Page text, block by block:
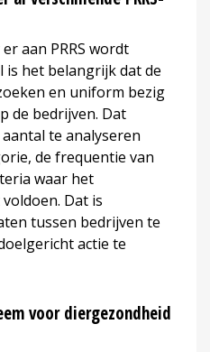
aan PRRS wordt
is het belangrijk dat de
en uniform bezig
de bedrijven. Dat
te analyseren
de frequentie van
waar het
Dat is
tussen bedrijven te
actie te
voor diergezondheid